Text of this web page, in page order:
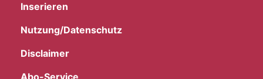
Inserieren
Nutzung/Datenschutz
Disclaimer
Abo-Service